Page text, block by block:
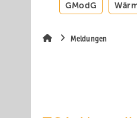
GModG
Meldungen